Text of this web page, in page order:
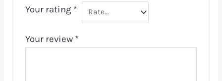
Your rating *
Your review *